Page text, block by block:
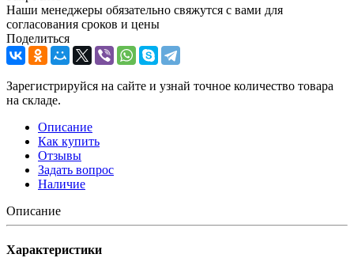
Наши менеджеры обязательно свяжутся с вами для
согласования сроков и цены
Поделиться
Зарегистрируйся на сайте и узнай точное количество товара
на складе.
Описание
Как купить
Отзывы
Задать вопрос
Наличие
Описание
Характеристики